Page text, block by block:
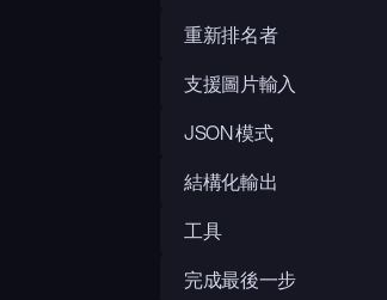
重新排名者
支援圖片輸入
JSON 模式
結構化輸出
工具
完成最後一步